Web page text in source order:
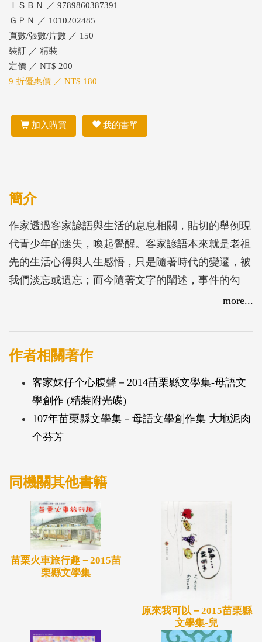
ＩＳＢＮ ／ 9789860387391
ＧＰＮ ／ 1010202485
頁數/張數/片數 ／ 150
裝訂 ／ 精裝
定價 ／ NT$ 200
9 折優惠價 ／ NT$ 180
加入購買 我的書單
簡介
作家透過客家諺語與生活的息息相關，貼切的舉例現
代青少年的迷失，喚起覺醒。客家諺語本來就是老祖
先的生活心得與人生感悟，只是隨著時代的變遷，被
我們淡忘或遺忘；而今隨著文字的闡述，事件的勾
勒，喚醒大眾對客諺的興趣與留意，著實是賞心樂
more...
作者相關著作
客家妹仔个心腹聲－2014苗栗縣文學集-母語文
學創作 (精裝附光碟)
107年苗栗縣文學集－母語文學創作集 大地泥肉
个芬芳
同機關其他書籍
苗栗火車旅行趣－2015苗
栗縣文學集
原來我可以－2015苗栗縣
文學集-兒